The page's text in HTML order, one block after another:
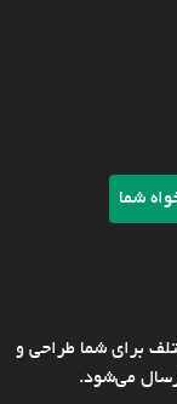
شما
برای شما طراحی و
می‌شود.